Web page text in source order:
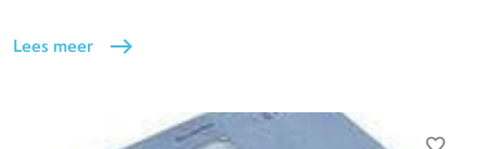
Lees meer east